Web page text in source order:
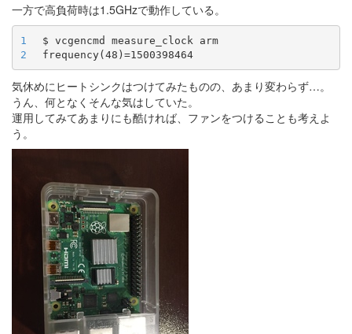
一方で高負荷時は1.5GHzで動作している。
1
$ vcgencmd measure_clock arm
2
frequency(48)=1500398464
気休めにヒートシンクはつけてみたものの、あまり変わらず…。
うん、何となくそんな気はしていた。
運用してみてあまりにも酷ければ、ファンをつけることも考えよ
う。